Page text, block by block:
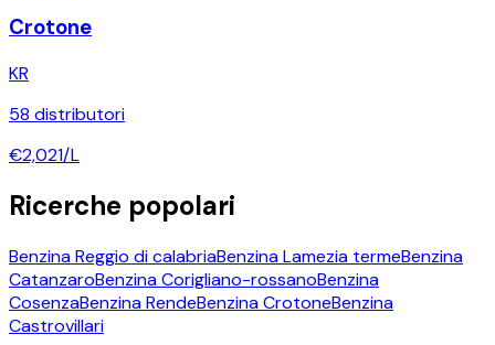
Crotone
KR
58 distributori
€2,021/L
Ricerche popolari
BenzinaReggio di calabriaBenzinaLamezia termeBenzina
CatanzaroBenzinaCorigliano-rossanoBenzina
CosenzaBenzinaRendeBenzinaCrotoneBenzina
Castrovillari